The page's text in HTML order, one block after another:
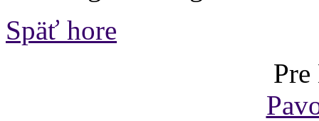
Späť hore